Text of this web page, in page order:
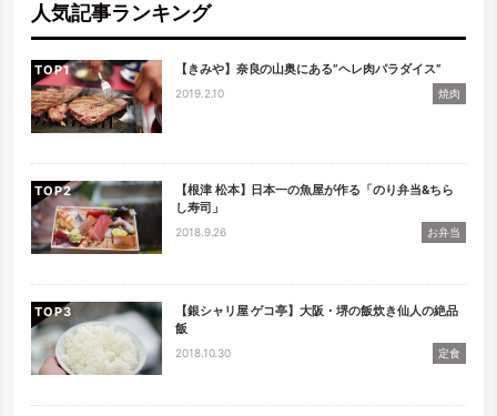
人気記事ランキング
TOP 【きみや】奈良の山奥にある”ヘレ肉パラダイス”
2019.2.10 焼肉
TOP
【根津 松本】日本一の魚屋が作る「のり弁当&ちら
し寿司」
2018.9.26 お弁当
TOP
【銀シャリ屋 ゲコ亭】大阪・堺の飯炊き仙人の絶品
飯
2018.10.30 定食